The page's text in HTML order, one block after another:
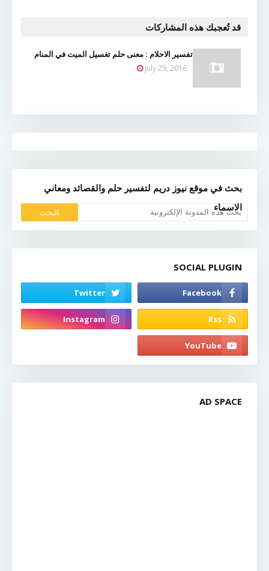
قد تُعجبك هذه المشاركات
تفسير الاحلام : معنى حلم تغسيل الميت في المنام
July 29, 2016
بحث في موقع نيوز دريم لتفسير حلم والقصائد ومعاني
الاسماء
SOCIAL PLUGIN
AD SPACE